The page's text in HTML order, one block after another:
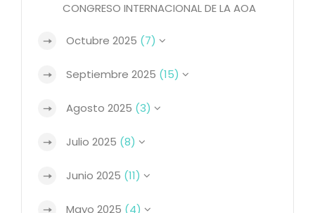
CONGRESO INTERNACIONAL DE LA AOA
Octubre 2025 (7)
Septiembre 2025 (15)
Agosto 2025 (3)
Julio 2025 (8)
Junio 2025 (11)
Mayo 2025 (4)